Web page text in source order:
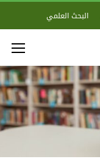
البحث العلمي